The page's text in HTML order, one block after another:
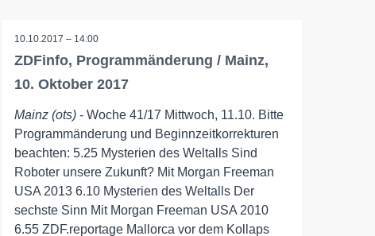
10.10.2017 – 14:00
ZDFinfo, Programmänderung / Mainz,
10. Oktober 2017
Mainz (ots) - Woche 41/17 Mittwoch, 11.10. Bitte
Programmänderung und Beginnzeitkorrekturen
beachten: 5.25 Mysterien des Weltalls Sind
Roboter unsere Zukunft? Mit Morgan Freeman
USA 2013 6.10 Mysterien des Weltalls Der
sechste Sinn Mit Morgan Freeman USA 2010
6.55 ZDF.reportage Mallorca vor dem Kollaps